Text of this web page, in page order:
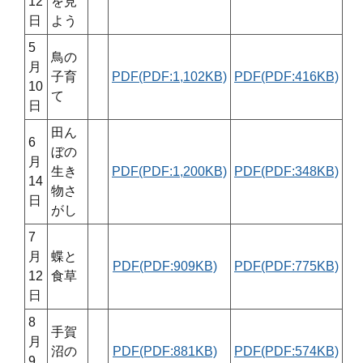
日
よう
5
月
10
日
鳥の
子育
て
PDF(PDF:1,102KB) PDF(PDF:416KB)
6
月
14
日
田ん
ぼの
生き
物さ
がし
PDF(PDF:1,200KB) PDF(PDF:348KB)
7
月
12
日
蝶と
食草
PDF(PDF:909KB) PDF(PDF:775KB)
8
月
手賀
沼の
PDF(PDF:881KB) PDF(PDF:574KB)